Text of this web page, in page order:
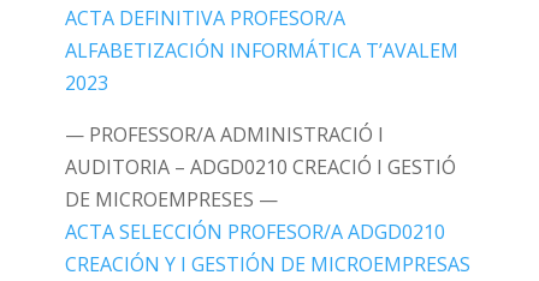
ACTA DEFINITIVA PROFESOR/A
ALFABETIZACIÓN INFORMÁTICA T’AVALEM
2023
— PROFESSOR/A ADMINISTRACIÓ I
AUDITORIA – ADGD0210 CREACIÓ I GESTIÓ
DE MICROEMPRESES —
ACTA SELECCIÓN PROFESOR/A ADGD0210
CREACIÓN Y I GESTIÓN DE MICROEMPRESAS